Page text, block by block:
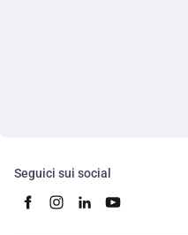
Seguici sui social